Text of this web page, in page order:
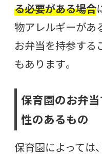
る必要がある場合
物アレルギーがあ
お弁当を持参する
もあります。
保育園のお弁
性のあるもの
保育園によっては